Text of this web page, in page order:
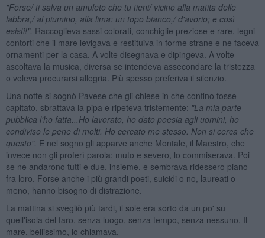
"Forse/ ti salva un amuleto che tu tieni/ vicino alla matita delle
labbra,/ al piumino, alla lima: un topo bianco,/ d'avorio; e così
esisti!". Raccoglieva sassi colorati, conchiglie preziose e rare, legni
contorti che il mare levigava e restituiva in forme strane e ne faceva
ornamenti per la casa. A volte disegnava e dipingeva. A volte
ascoltava la musica, diversa se intendeva assecondare la tristezza
o voleva procurarsi allegria. Più spesso preferiva il silenzio.
Una notte si sognò Pavese che gli chiese in che confino fosse
capitato, sbrattava la pipa e ripeteva tristemente: "La mia parte
pubblica l'ho fatta...Ho lavorato, ho dato poesia agli uomini, ho
condiviso le pene di molti. Ho cercato me stesso. Non si cerca che
questo". E nel sogno gli apparve anche Montale, il Maestro, che
invece non gli proferì parola: muto e severo, lo commiserava. Poi
se ne andarono tutti e due, insieme, e sembrava ridessero piano
fra loro. Forse anche i più grandi poeti, suicidi o no, laureati o
meno, hanno bisogno di distrazione.
La mattina si svegliò più tardi, il sole era sorto da un po' su
quell'isola del faro, senza luogo, senza tempo, senza nessuno. Il
mare, bellissimo, lo chiamava.